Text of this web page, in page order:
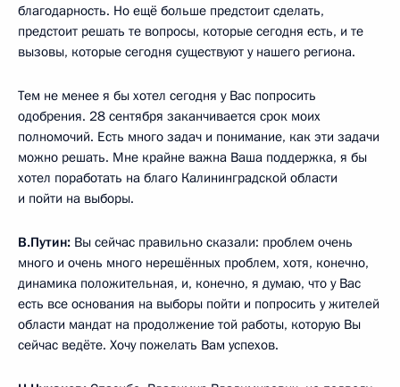
благодарность. Но ещё больше предстоит сделать,
предстоит решать те вопросы, которые сегодня есть, и те
вызовы, которые сегодня существуют у нашего региона.
Тем не менее я бы хотел сегодня у Вас попросить
одобрения. 28 сентября заканчивается срок моих
полномочий. Есть много задач и понимание, как эти задачи
можно решать. Мне крайне важна Ваша поддержка, я бы
хотел поработать на благо Калининградской области
и пойти на выборы.
В.Путин: Вы сейчас правильно сказали: проблем очень
много и очень много нерешённых проблем, хотя, конечно,
динамика положительная, и, конечно, я думаю, что у Вас
есть все основания на выборы пойти и попросить у жителей
области мандат на продолжение той работы, которую Вы
сейчас ведёте. Хочу пожелать Вам успехов.